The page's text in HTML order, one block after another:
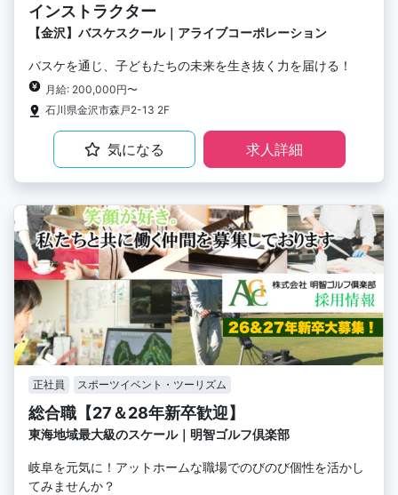
インストラクター
【金沢】バスケスクール｜アライブコーポレーション
バスケを通じ、子どもたちの未来を生き抜く力を届ける！
月給: 200,000円〜
石川県金沢市森戸2-13 2F
気になる 求人詳細
正社員 スポーツイベント・ツーリズム
総合職【27＆28年新卒歓迎】
東海地域最大級のスケール｜明智ゴルフ倶楽部
岐阜を元気に！アットホームな職場でのびのび個性を活かし
てみませんか？